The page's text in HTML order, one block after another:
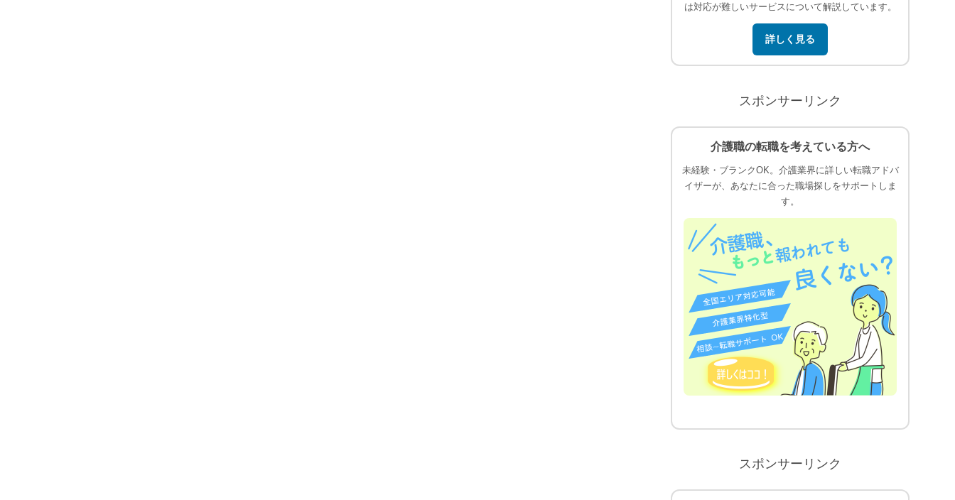
は対応が難しいサービスについて解説しています。
詳しく見る
スポンサーリンク
介護職の転職を考えている方へ
未経験・ブランクOK。介護業界に詳しい転職アドバ
イザーが、あなたに合った職場探しをサポートしま
す。
スポンサーリンク